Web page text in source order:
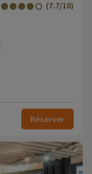
(7.7/10)
Réserver